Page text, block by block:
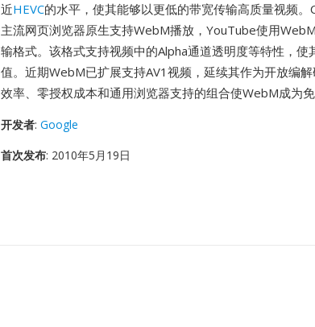
近HEVC的水平，使其能够以更低的带宽传输高质量视频
主流网页浏览器原生支持WebM播放，YouTube使用
输格式。该格式支持视频中的Alpha通道透明度等特性，
值。近期WebM已扩展支持AV1视频，延续其作为开放编
效率、零授权成本和通用浏览器支持的组合使WebM成为
开发者: Google
首次发布: 2010年5月19日